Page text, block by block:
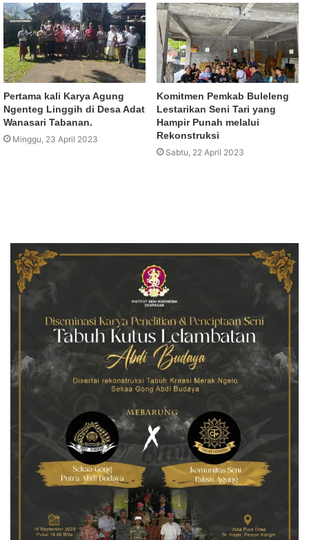
Pertama kali Karya Agung
Ngenteg Linggih di Desa Adat
Wanasari Tabanan.
Minggu, 23 April 2023
Komitmen Pemkab Buleleng
Lestarikan Seni Tari yang
Hampir Punah melalui
Rekonstruksi
Sabtu, 22 April 2023